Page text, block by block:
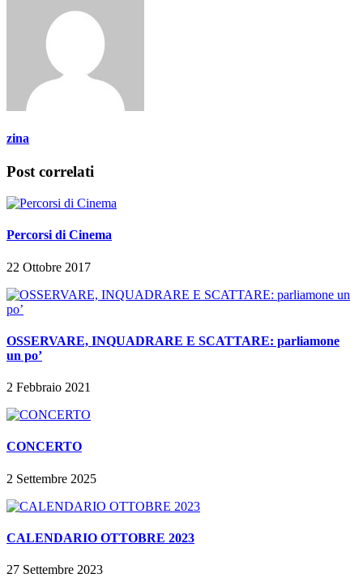
zina
Post correlati
Percorsi di Cinema
22 Ottobre 2017
OSSERVARE, INQUADRARE E SCATTARE: parliamone
un po’
2 Febbraio 2021
CONCERTO
2 Settembre 2025
CALENDARIO OTTOBRE 2023
27 Settembre 2023